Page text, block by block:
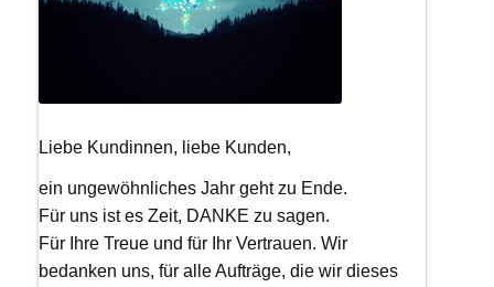
Liebe Kundinnen, liebe Kunden,
ein ungewöhnliches Jahr geht zu Ende.
Für uns ist es Zeit, DANKE zu sagen.
Für Ihre Treue und für Ihr Vertrauen. Wir
bedanken uns, für alle Aufträge, die wir dieses